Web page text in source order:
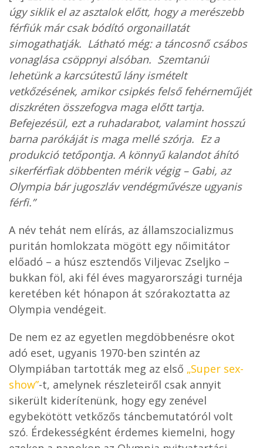
úgy siklik el az asztalok előtt, hogy a merészebb
férfiúk már csak bódító orgonaillatát
simogathatják. Látható még: a táncosnő csábos
vonaglása csöppnyi alsóban. Szemtanúi
lehetünk a karcsútestű lány ismételt
vetkőzésének, amikor csipkés felső fehérneműjét
diszkréten összefogva maga előtt tartja.
Befejezésül, ezt a ruhadarabot, valamint hosszú
barna parókáját is maga mellé szórja. Ez a
produkció tetőpontja. A könnyű kalandot áhító
sikerférfiak döbbenten mérik végig – Gabi, az
Olympia bár jugoszláv vendégművésze ugyanis
férfi.”
A név tehát nem elírás, az államszocializmus
puritán homlokzata mögött egy nőimitátor
előadó – a húsz esztendős Viljevac Zseljko –
bukkan föl, aki fél éves magyarországi turnéja
keretében két hónapon át szórakoztatta az
Olympia vendégeit.
De nem ez az egyetlen megdöbbenésre okot
adó eset, ugyanis 1970-ben szintén az
Olympiában tartották meg az első „Super sex-
show”-t, amelynek részleteiről csak annyit
sikerült kiderítenünk, hogy egy zenével
egybekötött vetkőzős táncbemutatóról volt
szó. Érdekességként érdemes kiemelni, hogy